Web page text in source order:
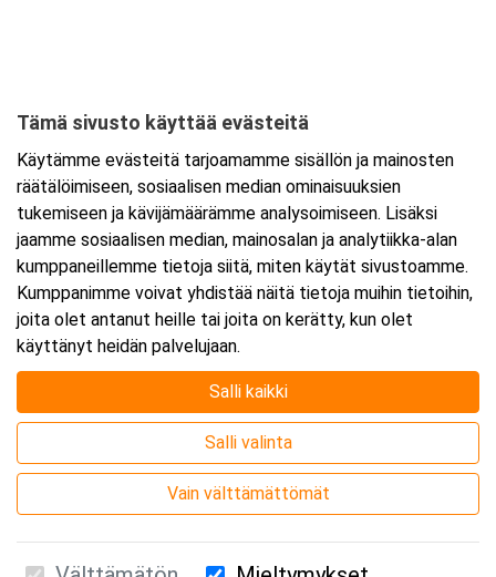
Tarkempi kartta ja ajo-ohjeet
Tämä sivusto käyttää evästeitä
Käytämme evästeitä tarjoamamme sisällön ja mainosten
räätälöimiseen, sosiaalisen median ominaisuuksien
tukemiseen ja kävijämäärämme analysoimiseen. Lisäksi
jaamme sosiaalisen median, mainosalan ja analytiikka-alan
kumppaneillemme tietoja siitä, miten käytät sivustoamme.
Kumppanimme voivat yhdistää näitä tietoja muihin tietoihin,
joita olet antanut heille tai joita on kerätty, kun olet
käyttänyt heidän palvelujaan.
Salli kaikki
Salli valinta
Vain välttämättömät